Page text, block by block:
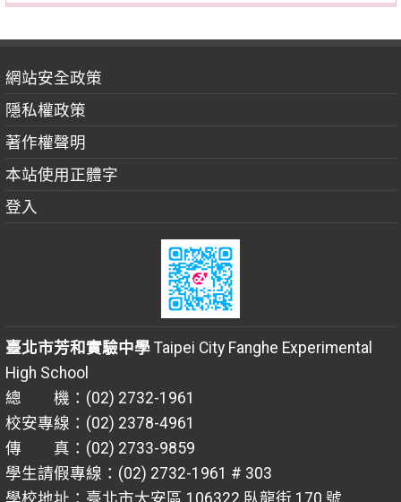
網站安全政策
隱私權政策
著作權聲明
本站使用正體字
登入
臺北市芳和實驗中學Taipei City Fanghe Experimental
High School
總 機：(02) 2732-1961
校安專線：(02) 2378-4961
傳 真：(02) 2733-9859
學生請假專線：(02) 2732-1961 # 303
學校地址：臺北市大安區 106322 臥龍街 170 號